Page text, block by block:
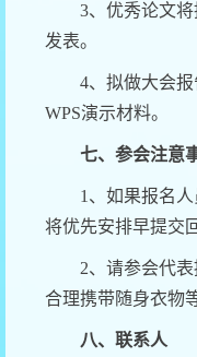
3、 优秀论文
发表。
4、 拟做大会
WPS演示材料。
七、参会注意
1、如果报名
将优先安排早提交
2、请参会代表
合理携带随身衣物
八、联系人